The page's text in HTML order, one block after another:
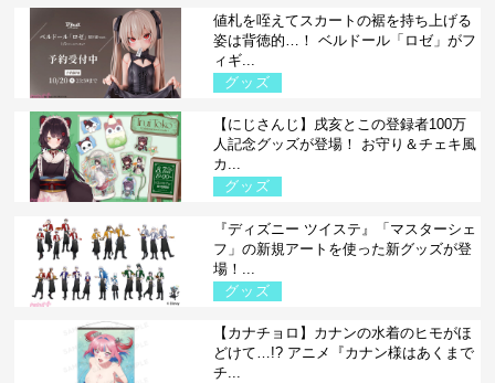
値札を咥えてスカートの裾を持ち上げる
姿は背徳的…！ ベルドール「ロゼ」がフ
ィギ...
グッズ
【にじさんじ】戌亥とこの登録者100万
人記念グッズが登場！ お守り＆チェキ風
カ...
グッズ
『ディズニー ツイステ』「マスターシェ
フ」の新規アートを使った新グッズが登
場！...
グッズ
【カナチョロ】カナンの水着のヒモがほ
どけて…!? アニメ『カナン様はあくまで
チ...